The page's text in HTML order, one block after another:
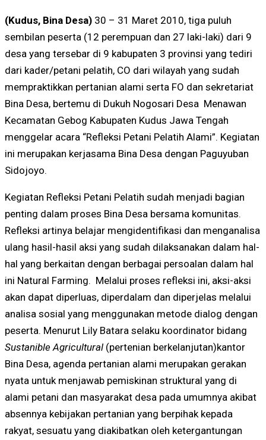
(Kudus, Bina Desa) 30 – 31 Maret 2010, tiga puluh
sembilan peserta (12 perempuan dan 27 laki-laki) dari 9
desa yang tersebar di 9 kabupaten 3 provinsi yang tediri
dari kader/petani pelatih, CO dari wilayah yang sudah
mempraktikkan pertanian alami serta FO dan sekretariat
Bina Desa, bertemu di Dukuh Nogosari Desa Menawan
Kecamatan Gebog Kabupaten Kudus Jawa Tengah
menggelar acara “Refleksi Petani Pelatih Alami”. Kegiatan
ini merupakan kerjasama Bina Desa dengan Paguyuban
Sidojoyo.
Kegiatan Refleksi Petani Pelatih sudah menjadi bagian
penting dalam proses Bina Desa bersama komunitas.
Refleksi artinya belajar mengidentifikasi dan menganalisa
ulang hasil-hasil aksi yang sudah dilaksanakan dalam hal-
hal yang berkaitan dengan berbagai persoalan dalam hal
ini Natural Farming. Melalui proses refleksi ini, aksi-aksi
akan dapat diperluas, diperdalam dan diperjelas melalui
analisa sosial yang menggunakan metode dialog dengan
peserta. Menurut Lily Batara selaku koordinator bidang
Sustanible Agricultural (pertenian berkelanjutan)kantor
Bina Desa, agenda pertanian alami merupakan gerakan
nyata untuk menjawab pemiskinan struktural yang di
alami petani dan masyarakat desa pada umumnya akibat
absennya kebijakan pertanian yang berpihak kepada
rakyat, sesuatu yang diakibatkan oleh ketergantungan